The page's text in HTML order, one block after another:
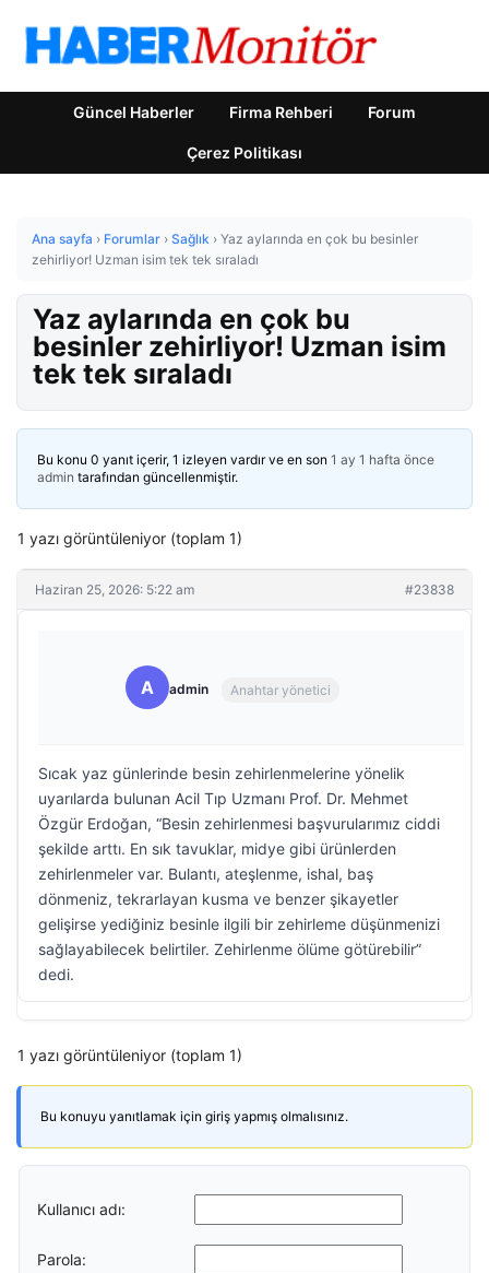
Güncel Haberler Firma Rehberi Forum
Çerez Politikası
Ana sayfa › Forumlar › Sağlık › Yaz aylarında en çok bu besinler
zehirliyor! Uzman isim tek tek sıraladı
Yaz aylarında en çok bu
besinler zehirliyor! Uzman isim
tek tek sıraladı
Bu konu 0 yanıt içerir, 1 izleyen vardır ve en son 1 ay 1 hafta önce
admin tarafından güncellenmiştir.
1 yazı görüntüleniyor (toplam 1)
Haziran 25, 2026: 5:22 am #23838
A admin Anahtar yönetici
Sıcak yaz günlerinde besin zehirlenmelerine yönelik
uyarılarda bulunan Acil Tıp Uzmanı Prof. Dr. Mehmet
Özgür Erdoğan, “Besin zehirlenmesi başvurularımız ciddi
şekilde arttı. En sık tavuklar, midye gibi ürünlerden
zehirlenmeler var. Bulantı, ateşlenme, ishal, baş
dönmeniz, tekrarlayan kusma ve benzer şikayetler
gelişirse yediğiniz besinle ilgili bir zehirleme düşünmenizi
sağlayabilecek belirtiler. Zehirlenme ölüme götürebilir”
dedi.
1 yazı görüntüleniyor (toplam 1)
Bu konuyu yanıtlamak için giriş yapmış olmalısınız.
Kullanıcı adı:
Parola: